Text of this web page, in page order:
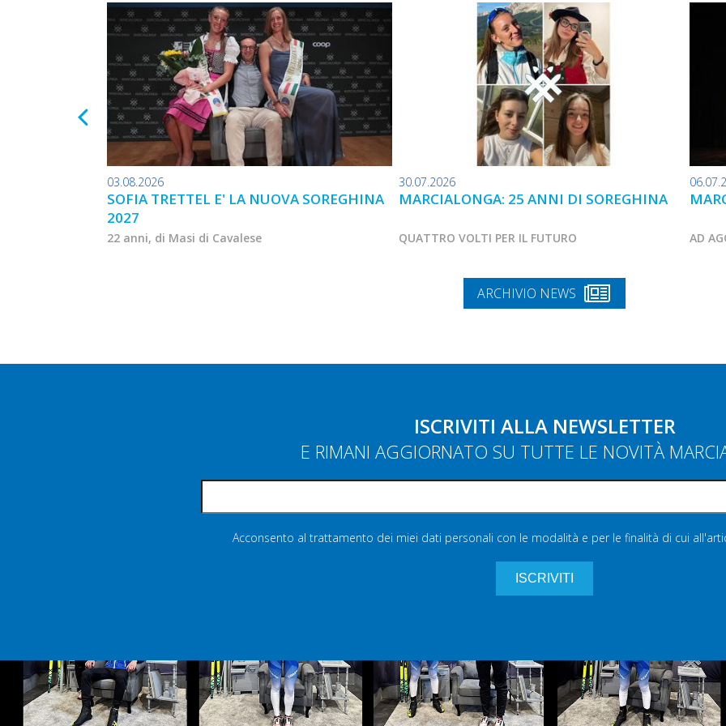
03.08.2026
SOFIA TRETTEL E' LA NUOVA SOREGHINA
2027
22 anni, di Masi di Cavalese
30.07.2026
MARCIALONGA: 25 ANNI DI SOREGHINA
QUATTRO VOLTI PER IL FUTURO AD
ARCHIVIO NEWS
ISCRIVITI ALLA NEWSLETTER
E RIMANI AGGIORNATO SU TUTTE LE NOVITÀ
Acconsento al trattamento dei miei dati personali con le modalità e per le finalità di cui